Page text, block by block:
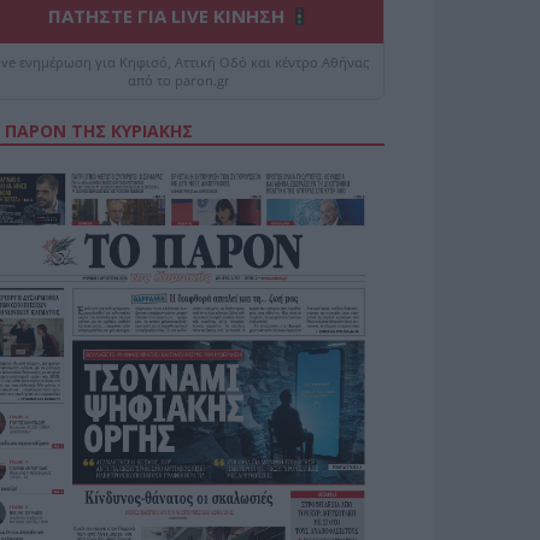
ΠΑΤΗΣΤΕ ΓΙΑ LIVE ΚΙΝΗΣΗ
ενημέρωση για Κηφισό, Αττική Οδό και κέντρο Αθήνας
από το paron.gr
ΤΗΣ ΚΥΡΙΑΚΗΣ